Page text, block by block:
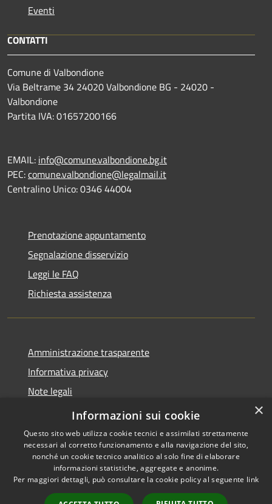
Eventi
CONTATTI
Comune di Valbondione
Via Beltrame 34 24020 Valbondione BG - 24020 -
Valbondione
Partita IVA: 01657200166
EMAIL: info@comune.valbondione.bg.it
PEC:comune.valbondione@legalmail.it
Centralino Unico: 0346 44004
Prenotazione appuntamento
Segnalazione disservizio
Leggi le FAQ
Richiesta assistenza
Amministrazione trasparente
Informativa privacy
Note legali
Dichiarazione di accessibilità
Accessibilità
Copyright © 2026 • Comune di
Valbondione • Powered by
Municipium• Accesso
×
Informazioni sui cookie
Questo sito web utilizza cookie tecnici e assimilati strettamente
necessari al corretto funzionamento e alla navigazione del sito,
nonché un cookie tecnico analitico al solo fine di elaborare
informazioni statistiche, aggregate e anonime.
Per maggiori dettagli, può consultare la cookie policy al seguente link